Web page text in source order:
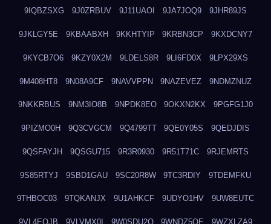
9IQBZSXG 9J0ZRBUV 9J11UAOI 9JA7JOQ9 9JHR89JS
9JKLGY5E 9KBAABXH 9KKHTYIP 9KRBN3CP 9KXDCNY7
9KYCB7O6 9KZY0X2M 9LDELS8R 9LI6FD0X 9LPX29XS
9M408HT8 9N08A9CF 9NAVVPPN 9NAZEVEZ 9NDMZNUZ
9NKKRBUS 9NM3IO8B 9NPDK8EO 9OKXN2KX 9PGFG1J0
9PIZMO0H 9Q3CVGCM 9Q4799TT 9QE0Y05S 9QEDJDIS
9QSFAYJH 9QSGU715 9R3R0930 9R51T71C 9RJEMRTS
9S85RTYJ 9SBD1GAU 9SC20R8W 9TC3RDIY 9TDEMFKU
9THBOC03 9TQKANJX 9U1AHKCF 9UDYO1HV 9UW8EUTC
9VL4EOJB 9VLVMX0I 9W0SDU2O 9WNDZ5OE 9WZXLZA9